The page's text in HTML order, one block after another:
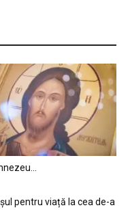
pentru viață la cea de-a